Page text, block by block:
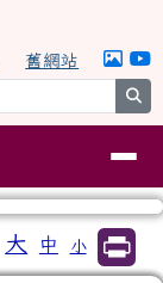
舊網站
⏸
大 中 小